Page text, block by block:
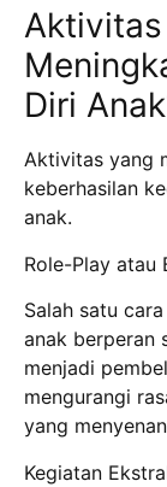
Diri
Aktivitas yang
keberhasilan
anak.
Role-Play atau
Salah satu
anak berperan
menjadi
mengurangi
yang
Kegiatan